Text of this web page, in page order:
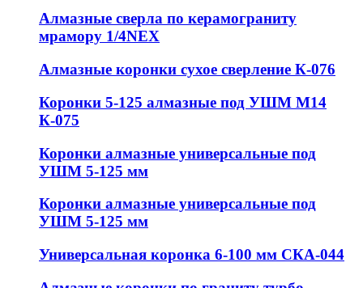
Алмазные сверла по керамограниту
мрамору 1/4NEX
Алмазные коронки сухое сверление К-076
Коронки 5-125 алмазные под УШМ М14
К-075
Коронки алмазные универсальные под
УШМ 5-125 мм
Коронки алмазные универсальные под
УШМ 5-125 мм
Универсальная коронка 6-100 мм СКА-044